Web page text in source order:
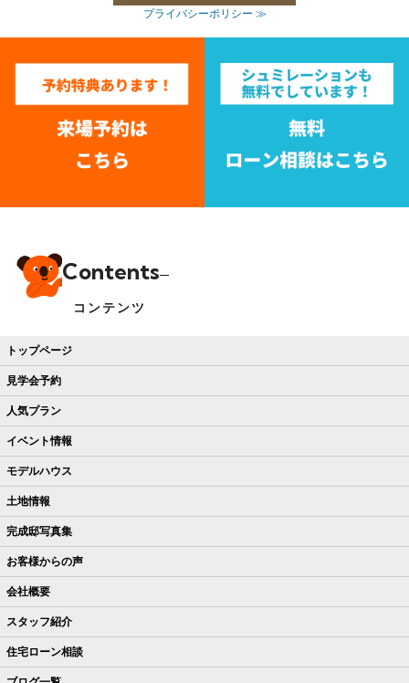
プライバシーポリシー ≫
Contents
コンテンツ
トップページ
見学会予約
人気プラン
イベント情報
モデルハウス
土地情報
完成邸写真集
お客様からの声
会社概要
スタッフ紹介
住宅ローン相談